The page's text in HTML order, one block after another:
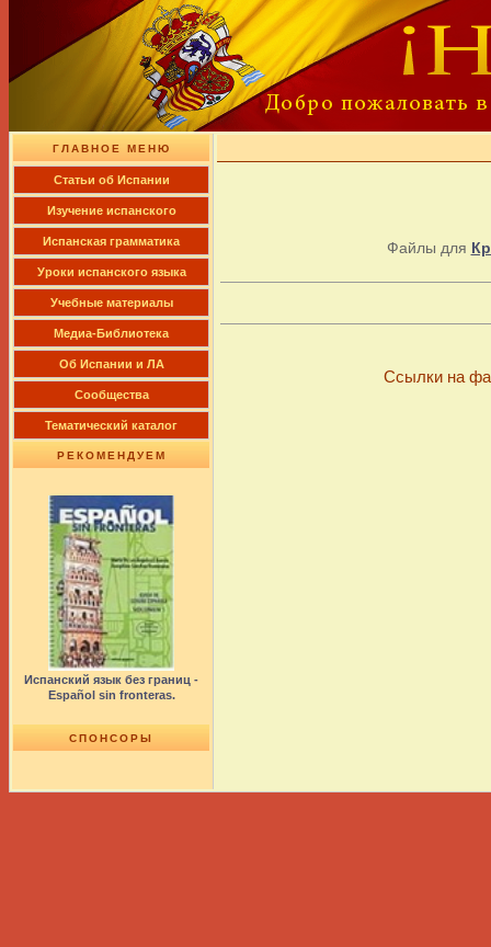
ГЛАВНОЕ МЕНЮ
Cтатьи об Испании
Изучение испанского
Испанская грамматика
Уроки испанского языка
Учебные материалы
Медиа-Библиотека
Об Испании и ЛА
Сообщества
Тематический каталог
РЕКОМЕНДУЕМ
Испанский язык без границ -
Español sin fronteras.
СПОНСОРЫ
Файлы для
Ссылки на